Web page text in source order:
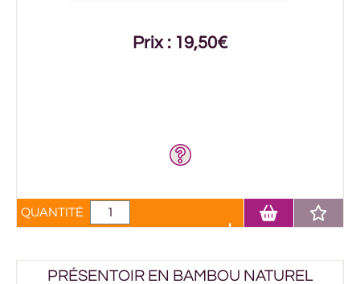
Prix : 19,50€
QUANTITÉ
PRÉSENTOIR EN BAMBOU NATUREL